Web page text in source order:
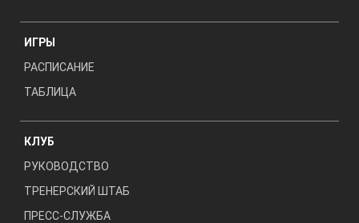
ИГРЫ
РАСПИСАНИЕ
ТАБЛИЦА
КЛУБ
РУКОВОДСТВО
ТРЕНЕРСКИЙ ШТАБ
ПРЕСС-СЛУЖБА